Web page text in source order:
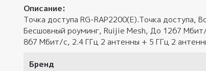
Описание:
Точка доступа RG-RAP2200(E).Точка
Бесшовный роуминг, Ruijie Mesh, До 1267
867 Мбит/с, 2.4 ГГц 2 антенны + 5 ГГц 2
Бренд